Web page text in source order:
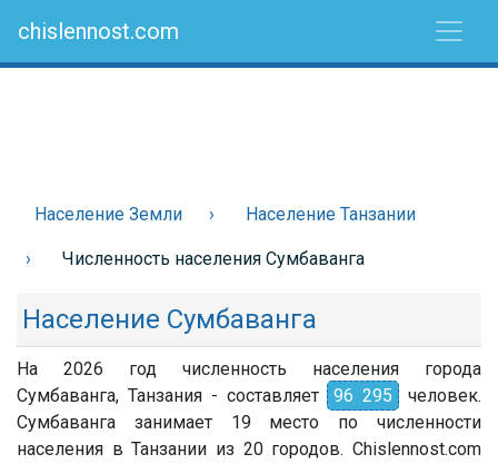
chislennost.com
Население Земли Население Танзании
Численность населения Сумбаванга
Население Сумбаванга
На 2026 год численность населения города
Сумбаванга, Танзания - составляет 96 295
человек.
Сумбаванга занимает 19 место по численности
населения в Танзании из 20 городов. Chislennost.com